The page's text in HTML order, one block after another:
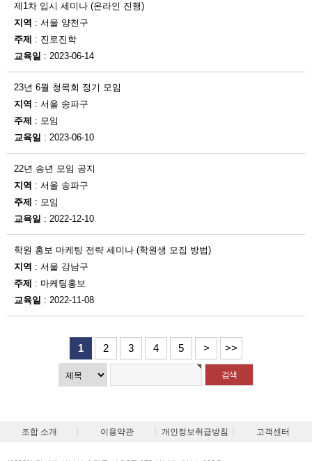
제1차 입시 세미나 (온라인 진행)
지역 : 서울 양천구
주제 : 진로진학
교육일 : 2023-06-14
23년 6월 청목회 정기 모임
지역 : 서울 송파구
주제 : 모임
교육일 : 2023-06-10
22년 송년 모임 공지
지역 : 서울 송파구
주제 : 모임
교육일 : 2022-12-10
학원 홍보 마케팅 전략 세미나 (학원생 모집 방법)
지역 : 서울 강남구
주제 : 마케팅홍보
교육일 : 2022-11-08
1 2 3 4 5 > >>
조합 소개 이용약관 개인정보취급방침 고객센터